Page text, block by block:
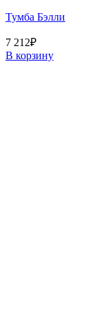
Тумба Бэлли
7 212₽
В корзину